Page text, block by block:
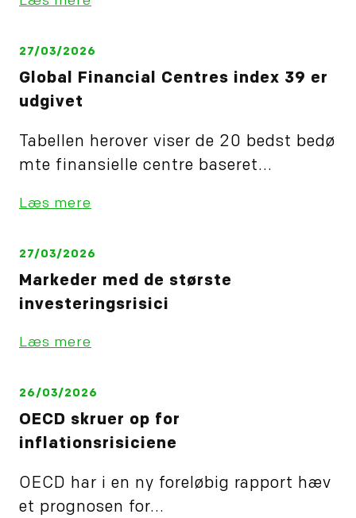
27/03/2026
Global Financial Centres index 39 er
udgivet
Tabellen herover viser de 20 bedst bedø
mte finansielle centre baseret...
Læs mere
27/03/2026
Markeder med de største
investeringsrisici
Læs mere
26/03/2026
OECD skruer op for
inflationsrisiciene
OECD har i en ny foreløbig rapport hæv
et prognosen for...